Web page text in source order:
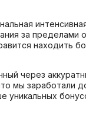
за
находить
через
мы
уникальных